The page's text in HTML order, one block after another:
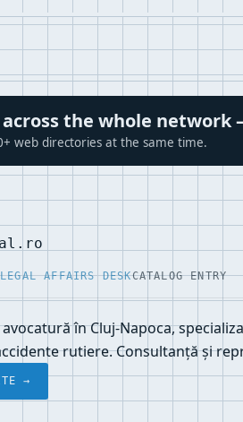
the whole network
web directories at the same time.
LEGAL AFFAIRS DESKCATALOG ENTRY
în Cluj-Napoca,
rutiere. Consultanță și
→